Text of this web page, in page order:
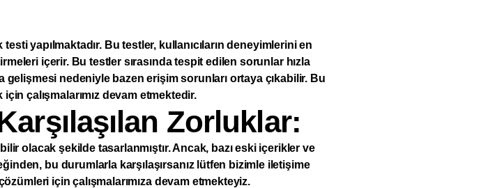
yapılmaktadır. Bu testler, kullanıcıların deneyimlerini en
içerir. Bu testler sırasında tespit edilen sorunlar hızla
gelişmesi nedeniyle bazen erişim sorunları ortaya çıkabilir. Bu
çalışmalarımız devam etmektedir.
Zorluklar:
olacak şekilde tasarlanmıştır. Ancak, bazı eski içerikler ve
bu durumlarla karşılaşırsanız lütfen bizimle iletişime
için çalışmalarımıza devam etmekteyiz.